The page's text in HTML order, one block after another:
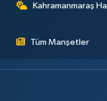
Kahramanmaraş
Tüm Manşetler